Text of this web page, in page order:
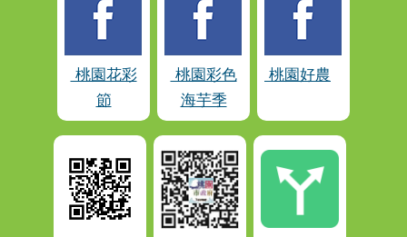
桃園花彩
節
桃園彩色
海芋季
桃園好農